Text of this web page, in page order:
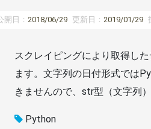
開日： 2018/06/29 更新日： 2019/01/29
スクレイピングにより取得し
ます。文字列の日付形式では
きませんので、str型（文字列
Python